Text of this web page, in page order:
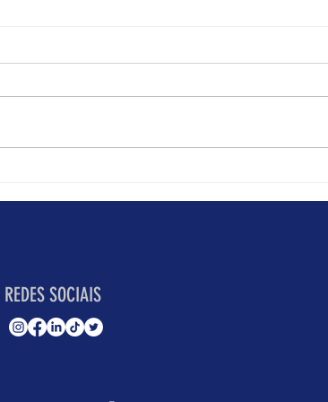
internacional
Lisboa (FLUL) recebe o
— e,
REDES SOCIAIS